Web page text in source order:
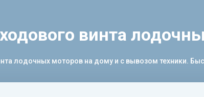
винта
лодочных моторов на дому и с вывозом техники.